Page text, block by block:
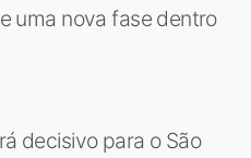
uma nova fase dentro
decisivo para o São